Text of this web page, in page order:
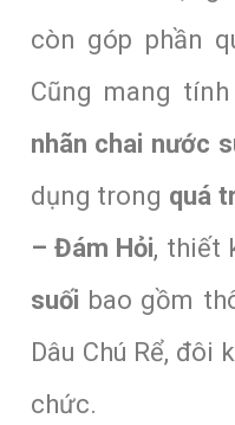
còn góp phần
Cũng mang
nhãn chai nước
dụng trong quá
– Đám Hỏi, thiết
suối bao gồm
Dâu Chú Rể, đôi
chức.